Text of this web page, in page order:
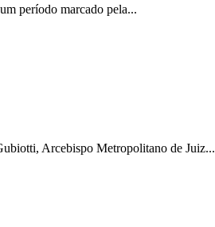
período marcado pela...
Arcebispo Metropolitano de Juiz...